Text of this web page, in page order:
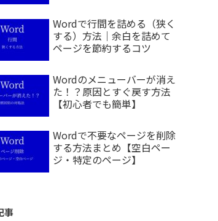
Wordで行間を詰める（狭く
する）方法｜余白を詰めて
ページを節約するコツ
Wordのメニューバーが消え
た！？原因とすぐ戻す方法
【初心者でも簡単】
Wordで不要なページを削除
する方法まとめ【空白ペー
ジ・特定のページ】
事